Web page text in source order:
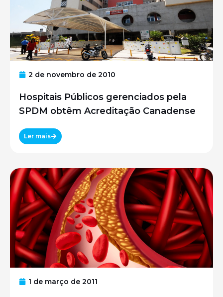
2 de novembro de 2010
Hospitais Públicos gerenciados pela
SPDM obtêm Acreditação Canadense
Ler mais
1 de março de 2011